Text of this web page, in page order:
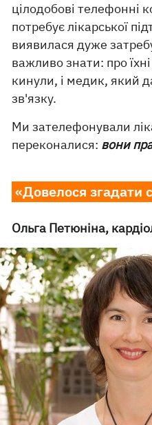
цілодобові телефонні
потребує лікарської
виявилася дуже
важливо знати: про
кинули, і медик, який
зв'язку.
Ми зателефонували
переконалися: вони
«Довелося згадати
Ольга Петюніна,